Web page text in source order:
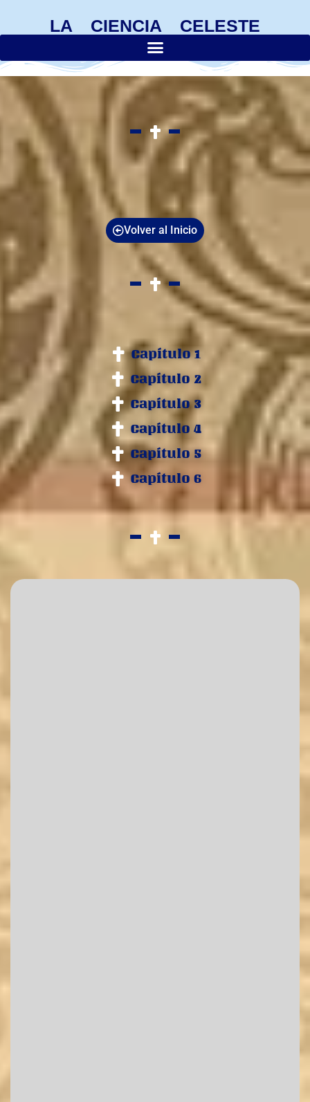
LA CIENCIA CELESTE
Volver al Inicio
Capítulo 1
Capítulo 2
Capítulo 3
Capítulo 4
Capítulo 5
Capítulo 6